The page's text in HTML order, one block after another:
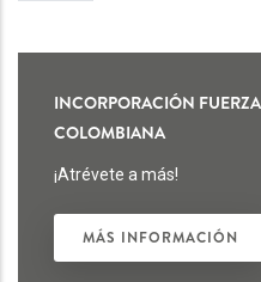
INCORPORACIÓN
COLOMBIANA
¡Atrévete a más!
MÁS INFORMACIÓN